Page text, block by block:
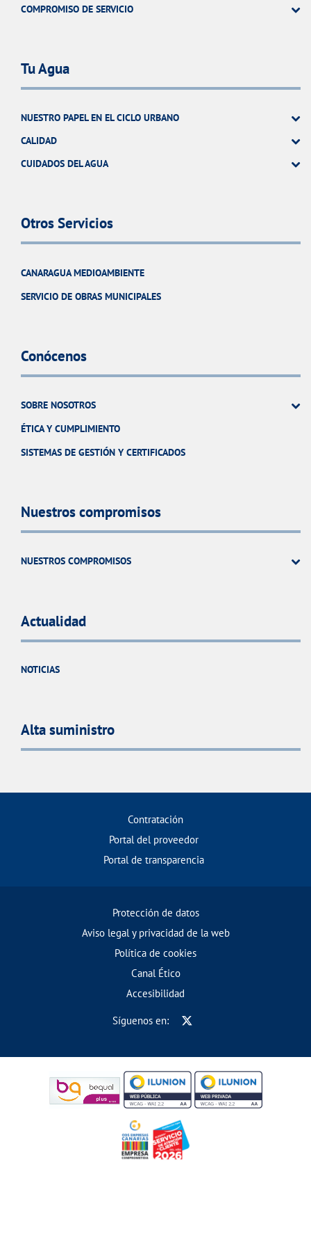
COMPROMISO DE SERVICIO
Tu Agua
NUESTRO PAPEL EN EL CICLO URBANO
CALIDAD
CUIDADOS DEL AGUA
Otros Servicios
CANARAGUA MEDIOAMBIENTE
SERVICIO DE OBRAS MUNICIPALES
Conócenos
SOBRE NOSOTROS
ÉTICA Y CUMPLIMIENTO
SISTEMAS DE GESTIÓN Y CERTIFICADOS
Nuestros compromisos
NUESTROS COMPROMISOS
Actualidad
NOTICIAS
Alta suministro
Contratación
Portal del proveedor
Portal de transparencia
Protección de datos
Aviso legal y privacidad de la web
Política de cookies
Canal Ético
Accesibilidad
Síguenos en: